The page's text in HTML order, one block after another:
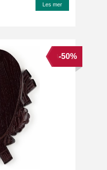
Les mer
Utsolgt
-50%